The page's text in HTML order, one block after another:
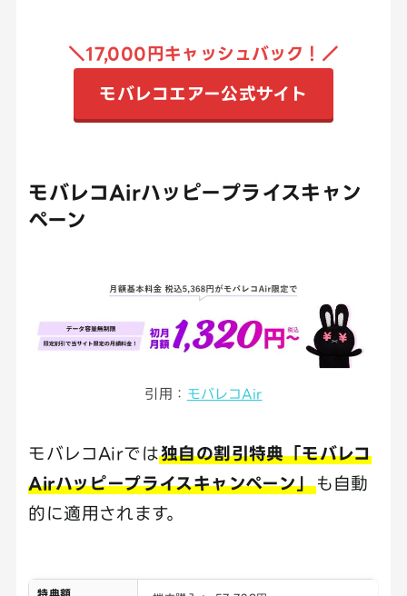
＼17,000円キャッシュバック！／
モバレコエアー公式サイト
モバレコAirハッピープライスキャン
ペーン
引用： モバレコAir
モバレコAirでは独自の割引特典「モバレコ
Airハッピープライスキャンペーン」も自動
的に適用されます。
特典額